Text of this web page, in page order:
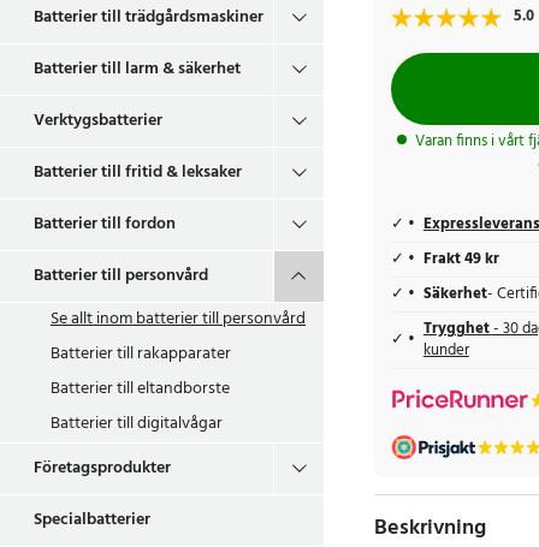
Batterier till trädgårdsmaskiner
Batterier till larm & säkerhet
Verktygsbatterier
Batterier till fritid & leksaker
Batterier till fordon
Batterier till personvård
Se allt inombatterier till personvård
Batterier till rakapparater
Batterier till eltandborste
Batterier till digitalvågar
Företagsprodukter
Specialbatterier
5.0
Varan finns i vårt
Expressleverans
Frakt 49 kr
Säkerhet-
Trygghet- 30
kunder
Beskrivning